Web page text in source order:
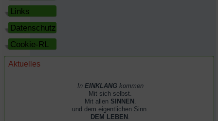
Links
Datenschutz
Cookie-RL
Aktuelles
In EINKLANGkommen
Mit sich selbst.
Mit allen SINNEN
und dem eigentlichen Sinn.
DEM LEBEN